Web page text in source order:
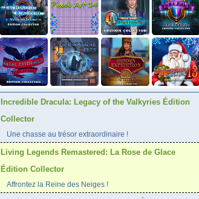
Incredible Dracula: Legacy of the Valkyries Édition
Collector
Une chasse au trésor extraordinaire !
Living Legends Remastered: La Rose de Glace
Édition Collector
Affrontez la Reine des Neiges !